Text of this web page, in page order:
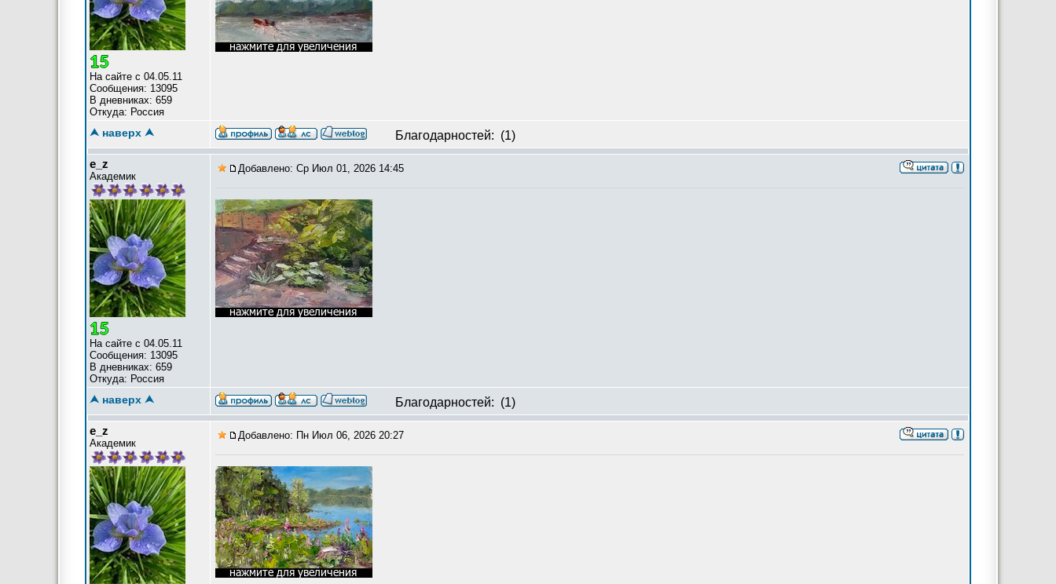
На сайте с 04.05.11
Сообщения: 13095
В дневниках: 659
Откуда: Россия
⮝ наверх ⮝ Благодарностей: (1)
e_z
Академик
На сайте с 04.05.11
Сообщения: 13095
В дневниках: 659
Откуда: Россия
Добавлено: Ср Июл 01, 2026 14:45
⮝ наверх ⮝ Благодарностей: (1)
e_z
Академик
Добавлено: Пн Июл 06, 2026 20:27